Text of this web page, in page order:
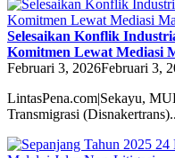
Selesaikan Konflik
Komitmen Lewat Mediasi
Februari 3, 2026Februari 3,
LintasPena.com|Sekayu,
Transmigrasi